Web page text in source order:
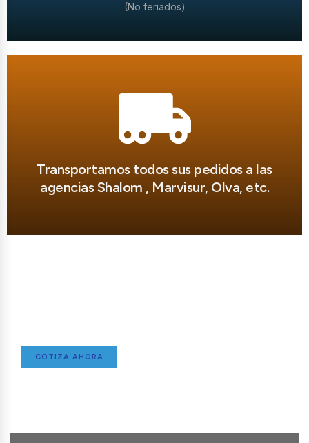
(No feriados)
Transportamos todos sus pedidos a las
agencias Shalom , Marvisur, Olva, etc.
COTIZA AHORA